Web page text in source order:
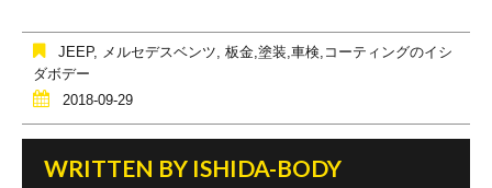
o
o
k
JEEP, メルセデスベンツ, 板金,塗装,車検,コーティングのイシ
ダボデー
2018-09-29
WRITTEN BY ISHIDA-BODY